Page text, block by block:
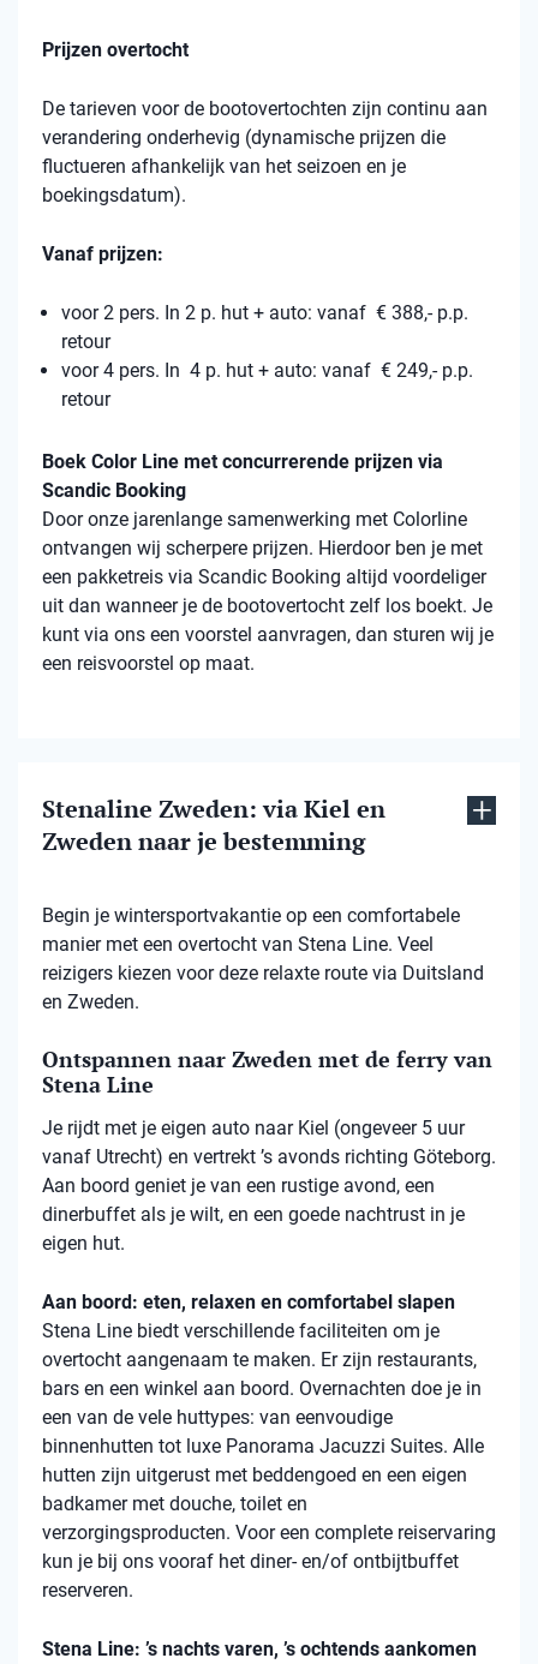
Prijzen overtocht
De tarieven voor de bootovertochten zijn continu aan
verandering onderhevig (dynamische prijzen die
fluctueren afhankelijk van het seizoen en je
boekingsdatum).
Vanaf prijzen:
voor 2 pers. In 2 p. hut + auto: vanaf € 388,- p.p.
retour
voor 4 pers. In 4 p. hut + auto: vanaf € 249,- p.p.
retour
Boek Color Line met concurrerende prijzen via
Scandic Booking
Door onze jarenlange samenwerking met Colorline
ontvangen wij scherpere prijzen. Hierdoor ben je met
een pakketreis via Scandic Booking altijd voordeliger
uit dan wanneer je de bootovertocht zelf los boekt. Je
kunt via ons een voorstel aanvragen, dan sturen wij je
een reisvoorstel op maat.
Stenaline Zweden: via Kiel en
Zweden naar je bestemming
Begin je wintersportvakantie op een comfortabele
manier met een overtocht van Stena Line. Veel
reizigers kiezen voor deze relaxte route via Duitsland
en Zweden.
Ontspannen naar Zweden met de ferry van
Stena Line
Je rijdt met je eigen auto naar Kiel (ongeveer 5 uur
vanaf Utrecht) en vertrekt ’s avonds richting Göteborg.
Aan boord geniet je van een rustige avond, een
dinerbuffet als je wilt, en een goede nachtrust in je
eigen hut.
Aan boord: eten, relaxen en comfortabel slapen
Stena Line biedt verschillende faciliteiten om je
overtocht aangenaam te maken. Er zijn restaurants,
bars en een winkel aan boord. Overnachten doe je in
een van de vele huttypes: van eenvoudige
binnenhutten tot luxe Panorama Jacuzzi Suites. Alle
hutten zijn uitgerust met beddengoed en een eigen
badkamer met douche, toilet en
verzorgingsproducten. Voor een complete reiservaring
kun je bij ons vooraf het diner- en/of ontbijtbuffet
reserveren.
Stena Line: ’s nachts varen, ’s ochtends aankomen